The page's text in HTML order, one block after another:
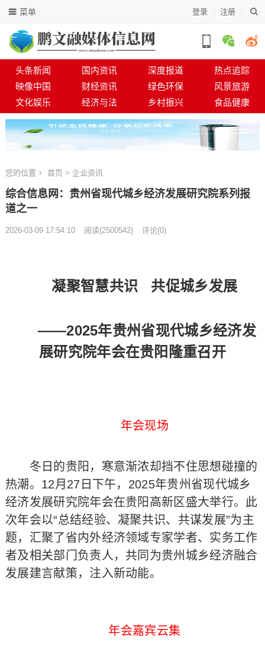
登录 注册
菜单
头条新闻 国内资讯 深度报道
热点追踪
映像中国
财经资讯 绿色环保
风景旅游
文化娱乐
经济与法 乡村振兴 食品健康
您的位置 首页 > 企业资讯
综合信息网：贵州省现代城乡经济发展研究院系列报
道之一
2026-03-09 17:54:10 阅读(2500542) 评论(0)
凝聚智慧共识 共促城乡发展
——2025年贵州省现代城乡经济发
展研究院年会在贵阳隆重召开
年会现场
冬日的贵阳，寒意渐浓却挡不住思想碰撞的
热潮。12月27日下午，2025年贵州省现代城乡
经济发展研究院年会在贵阳高新区盛大举行。此
次年会以“总结经验、凝聚共识、共谋发展”为主
题，汇聚了省内外经济领域专家学者、实务工作
者及相关部门负责人，共同为贵州城乡经济融合
发展建言献策，注入新动能。
年会嘉宾云集